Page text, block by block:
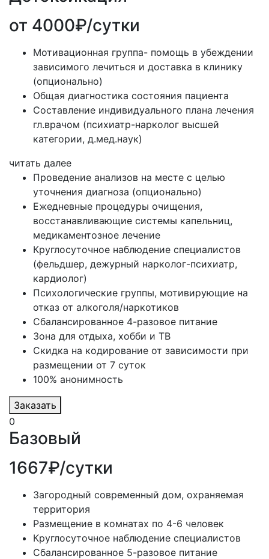
от 4000₽/сутки
Мотивационная группа- помощь в убеждении
зависимого лечиться и доставка в клинику
(опционально)
Общая диагностика состояния пациента
Составление индивидуального плана лечения
гл.врачом (психиатр-нарколог высшей
категории, д.мед.наук)
читать далее
Проведение анализов на месте с целью
уточнения диагноза (опционально)
Ежедневные процедуры очищения,
восстанавливающие системы капельниц,
медикаментозное лечение
Круглосуточное наблюдение специалистов
(фельдшер, дежурный нарколог-психиатр,
кардиолог)
Психологические группы, мотивирующие на
отказ от алкоголя/наркотиков
Сбалансированное 4-разовое питание
Зона для отдыха, хобби и ТВ
Скидка на кодирование от зависимости при
размещении от 7 суток
100% анонимность
Заказать
0
Базовый
1667₽/сутки
Загородный современный дом, охраняемая
территория
Размещение в комнатах по 4-6 человек
Круглосуточное наблюдение специалистов
Сбалансированное 5-разовое питание